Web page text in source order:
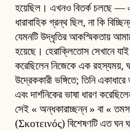
হয়েছিল। এখনও বিতর্ক চলছে —
ধারাবাহিক গ্রন্থ ছিল, না কি
যেমনটি উদ্ধৃতির আকস্মিকতায়
হয়েছে। হেরাক্লিতোস সেখানে
করেছিলেন নিজেকে এক রহস্যময়,
উদ্রেককারী ভঙ্গিতে; তিনি
এবং দার্শনিকের ভাষা ধারণ
সেই « অন্ধকারাচ্ছন্ন » বা «
(Σκοτεινός) বিশেষণটি এত ঘন